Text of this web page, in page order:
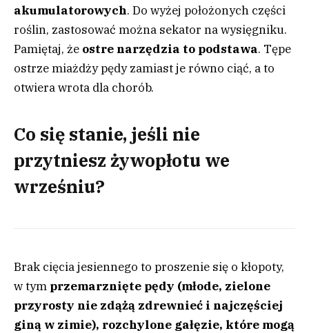
akumulatorowych. Do wyżej położonych części
roślin, zastosować można sekator na wysięgniku.
Pamiętaj, że ostre narzędzia to podstawa. Tępe
ostrze miażdży pędy zamiast je równo ciąć, a to
otwiera wrota dla chorób.
Co się stanie, jeśli nie
przytniesz żywopłotu we
wrześniu?
Brak cięcia jesiennego to proszenie się o kłopoty,
w tym przemarznięte pędy (młode, zielone
przyrosty nie zdążą zdrewnieć i najczęściej
giną w zimie), rozchylone gałęzie, które mogą